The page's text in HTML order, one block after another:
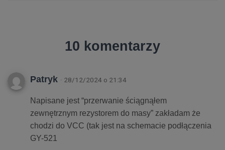
10 komentarzy
Patryk · 28/12/2024 o 21:34
Napisane jest “przerwanie ściągnąłem
zewnętrznym rezystorem do masy” zakładam że
chodzi do VCC (tak jest na schemacie podłączenia
GY-521